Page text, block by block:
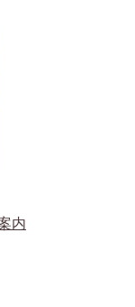
内